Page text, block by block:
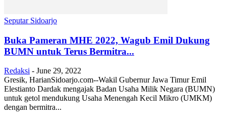
Seputar Sidoarjo
Buka Pameran MHE 2022, Wagub Emil Dukung
BUMN untuk Terus Bermitra...
Redaksi - June 29, 2022
Gresik, HarianSidoarjo.com--Wakil Gubernur Jawa Timur Emil
Elestianto Dardak mengajak Badan Usaha Milik Negara (BUMN)
untuk getol mendukung Usaha Menengah Kecil Mikro (UMKM)
dengan bermitra...